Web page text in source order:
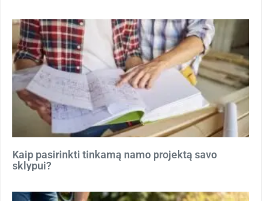
Kaip pasirinkti tinkamą namo projektą savo
sklypui?